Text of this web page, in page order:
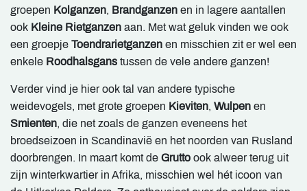
groepen Kolganzen, Brandganzen en in lagere aantallen
ook Kleine Rietganzen aan. Met wat geluk vinden we ook
een groepje Toendrarietganzen en misschien zit er wel een
enkele Roodhalsgans tussen de vele andere ganzen!
Verder vind je hier ook tal van andere typische
weidevogels, met grote groepen Kieviten, Wulpen en
Smienten, die net zoals de ganzen eveneens het
broedseizoen in Scandinavië en het noorden van Rusland
doorbrengen. In maart komt de Grutto ook alweer terug uit
zijn winterkwartier in Afrika, misschien wel hét icoon van